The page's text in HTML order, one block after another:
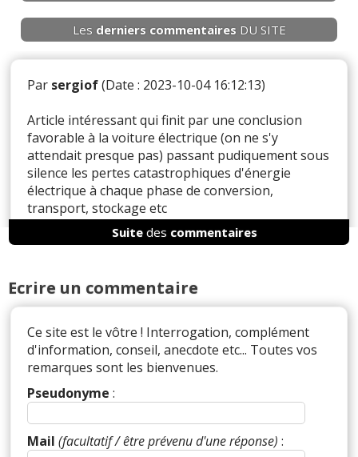
Les derniers commentaires DU SITE
Par sergiof(Date : 2023-10-04 16:12:13)
Article intéressant qui finit par une conclusion
favorable à la voiture électrique (on ne s'y
attendait presque pas) passant pudiquement sous
silence les pertes catastrophiques d'énergie
électrique à chaque phase de conversion,
transport, stockage etc
Par murm
(2023-10-06 00:07:47) : Bonjour,
Ça tombe bien je viens quasiment de proposer ce
cas à mes élèves donc je n'ai pas à chercher les
chiffres pour étayer votre propos :
rendement batterie 0.95
énergie batterie (18.5/0.95) 19.47
Suitedes commentaires
Ecrire un commentaire
Ce site est le vôtre ! Interrogation, complément
d'information, conseil, anecdote etc... Toutes vos
remarques sont les bienvenues.
Pseudonyme :
Mail (facultatif / être prévenu d'une réponse) :